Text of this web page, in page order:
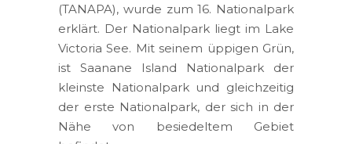
(TANAPA), wurde zum 16. Nationalpark
erklärt. Der Nationalpark liegt im Lake
Victoria See. Mit seinem üppigen Grün,
ist Saanane Island Nationalpark der
kleinste Nationalpark und gleichzeitig
der erste Nationalpark, der sich in der
Nähe von besiedeltem Gebiet